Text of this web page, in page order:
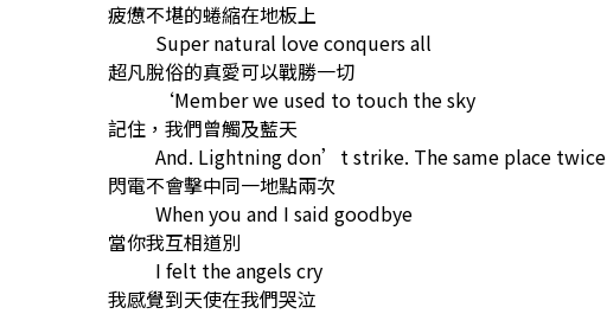
疲憊不堪的蜷縮在地板上
Super natural love conquers all
超凡脫俗的真愛可以戰勝一切
‘Member we used to touch the sky
記住，我們曾觸及藍天
And. Lightning don’t strike. The same place twice
閃電不會擊中同一地點兩次
When you and I said goodbye
當你我互相道別
I felt the angels cry
我感覺到天使在我們哭泣